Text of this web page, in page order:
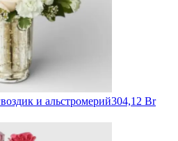
и альстромерий304,12 Br